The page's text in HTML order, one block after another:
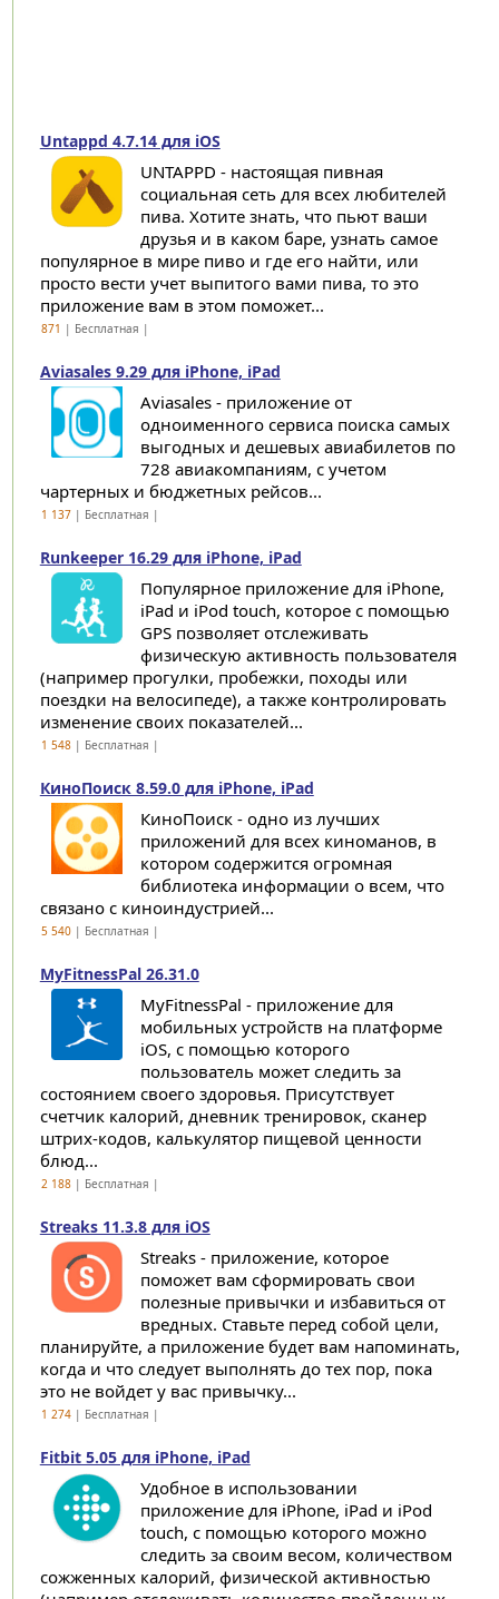
Untappd 4.7.14 для iOS
UNTAPPD - настоящая пивная
социальная сеть для всех любителей
пива. Хотите знать, что пьют ваши
друзья и в каком баре, узнать самое
популярное в мире пиво и где его найти, или
просто вести учет выпитого вами пива, то это
приложение вам в этом поможет...
871 | Бесплатная |
Aviasales 9.29 для iPhone, iPad
Aviasales - приложение от
одноименного сервиса поиска самых
выгодных и дешевых авиабилетов по
728 авиакомпаниям, с учетом
чартерных и бюджетных рейсов...
1 137| Бесплатная |
Runkeeper 16.29 для iPhone, iPad
Популярное приложение для iPhone,
iPad и iPod touch, которое с помощью
GPS позволяет отслеживать
физическую активность пользователя
(например прогулки, пробежки, походы или
поездки на велосипеде), а также контролировать
изменение своих показателей...
1 548| Бесплатная |
КиноПоиск 8.59.0 для iPhone, iPad
КиноПоиск - одно из лучших
приложений для всех киноманов, в
котором содержится огромная
библиотека информации о всем, что
связано с киноиндустрией...
5 540| Бесплатная |
MyFitnessPal 26.31.0
MyFitnessPal - приложение для
мобильных устройств на платформе
iOS, с помощью которого
пользователь может следить за
состоянием своего здоровья. Присутствует
счетчик калорий, дневник тренировок, сканер
штрих-кодов, калькулятор пищевой ценности
блюд...
2 188| Бесплатная |
Streaks 11.3.8 для iOS
Streaks - приложение, которое
поможет вам сформировать свои
полезные привычки и избавиться от
вредных. Ставьте перед собой цели,
планируйте, а приложение будет вам напоминать,
когда и что следует выполнять до тех пор, пока
это не войдет у вас привычку...
1 274| Бесплатная |
Fitbit 5.05 для iPhone, iPad
Удобное в использовании
приложение для iPhone, iPad и iPod
touch, с помощью которого можно
следить за своим весом, количеством
сожженных калорий, физической активностью